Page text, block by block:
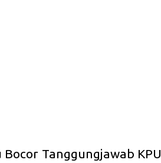
Tanggungjawab KPU